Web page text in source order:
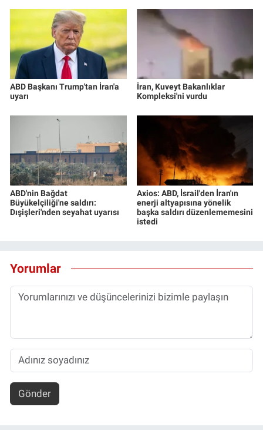
ABD Başkanı Trump'tan İran'a
uyarı
İran, Kuveyt Bakanlıklar
Kompleksi'ni vurdu
ABD'nin Bağdat
Büyükelçiliği'ne saldırı:
Dışişleri'nden seyahat uyarısı
Axios: ABD, İsrail'den İran'ın
enerji altyapısına yönelik
başka saldırı düzenlememesini
istedi
Yorumlar
Gönder